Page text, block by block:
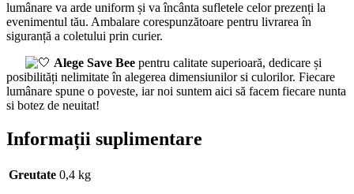
lumânare va arde uniform și va încânta sufletele celor prezenți la
evenimentul tău. Ambalare corespunzătoare pentru livrarea în
siguranță a coletului prin curier.
Alege Save Bee pentru calitate superioară, dedicare și
posibilități nelimitate în alegerea dimensiunilor si culorilor. Fiecare
lumânare spune o poveste, iar noi suntem aici să facem fiecare nunta
si botez de neuitat!
Informații suplimentare
Greutate 0,4 kg